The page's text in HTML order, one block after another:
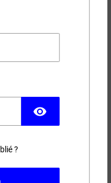
visibility
?
Taux de nicotine